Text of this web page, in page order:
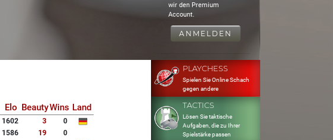
wir den Premium
Account.
ANMELDEN
Elo BeautyWins Land
1602 3
0
1586 19
0
PLAYCHESS
Spielen Sie Online Schach
gegen andere
TACTICS
Lösen Sie taktische
Aufgaben, die zu Ihrer
Spielstärke passen